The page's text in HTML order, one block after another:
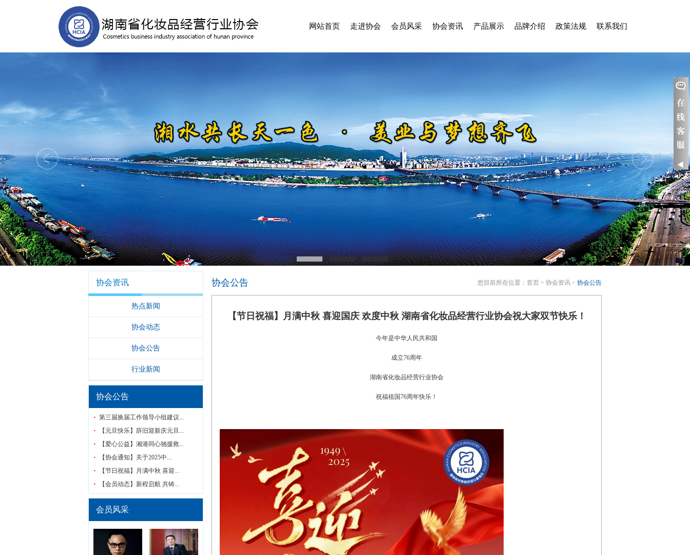
网站首页 走进协会 会员风采 协会资讯 产品展示 品牌介绍 政策法规 联系我们
协会资讯
热点新闻
协会动态
协会公告
行业新闻
协会公告
第三届换届工作领导小组建议...
【元旦快乐】辞旧迎新庆元旦...
【爱心公益】湘港同心驰援救...
【协会通知】关于2025中...
【节日祝福】月满中秋 喜迎...
【会员动态】新程启航 共铸...
会员风采
您目前所在位置： 首页 > 协会资讯 > 协会公告
协会公告
【节日祝福】月满中秋 喜迎国庆 欢度中秋 湖南省化妆品经营行业协会祝大家双节快乐！
今年是中华人民共和国
成立76周年
湖南省化妆品经营行业协会
祝福祖国76周年快乐！